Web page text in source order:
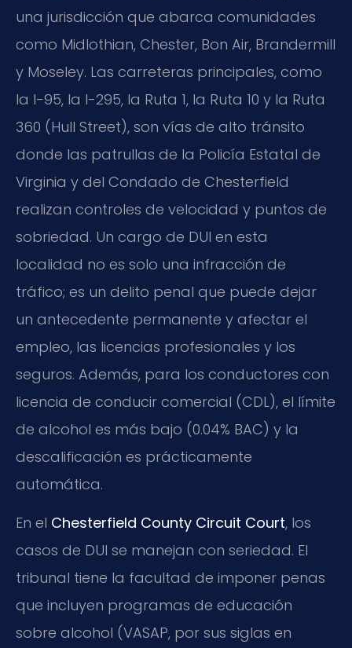
una jurisdicción que abarca comunidades
como Midlothian, Chester, Bon Air, Brandermill
y Moseley. Las carreteras principales, como
la I-95, la I-295, la Ruta 1, la Ruta 10 y la Ruta
360 (Hull Street), son vías de alto tránsito
donde las patrullas de la Policía Estatal de
Virginia y del Condado de Chesterfield
realizan controles de velocidad y puntos de
sobriedad. Un cargo de DUI en esta
localidad no es solo una infracción de
tráfico; es un delito penal que puede dejar
un antecedente permanente y afectar el
empleo, las licencias profesionales y los
seguros. Además, para los conductores con
licencia de conducir comercial (CDL), el límite
de alcohol es más bajo (0.04% BAC) y la
descalificación es prácticamente
automática.
En el Chesterfield County Circuit Court, los
casos de DUI se manejan con seriedad. El
tribunal tiene la facultad de imponer penas
que incluyen programas de educación
sobre alcohol (VASAP, por sus siglas en